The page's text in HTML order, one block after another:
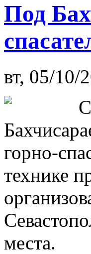
Под
вт, 05/10/
горно-
технике
места.